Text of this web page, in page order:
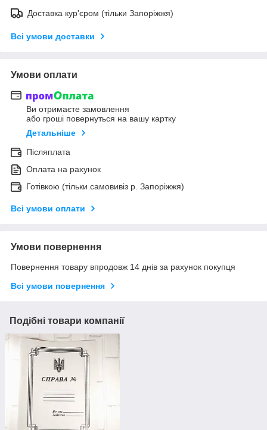
Доставка кур'єром (тільки Запоріжжя)
Всі умови доставки
Умови оплати
Ви отримаєте замовлення
або гроші повернуться на вашу картку
Детальніше
Післяплата
Оплата на рахунок
Готівкою (тільки самовивіз р. Запоріжжя)
Всі умови оплати
Умови повернення
Повернення товару впродовж 14 днів за рахунок покупця
Всі умови повернення
Подібні товари компанії